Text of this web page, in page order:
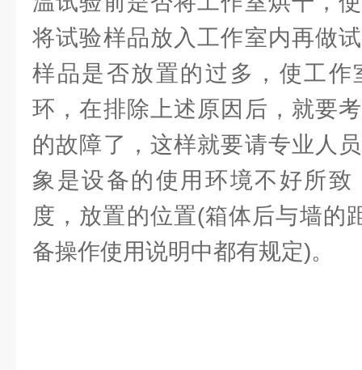
将试验样品放入工作室内再做
样品是否放置的过多，使工作
环，在排除上述原因后，就要
的故障了，这样就要请专业人
象是设备的使用环境不好所
度，放置的位置(箱体后与墙的
备操作使用说明中都有规定)。